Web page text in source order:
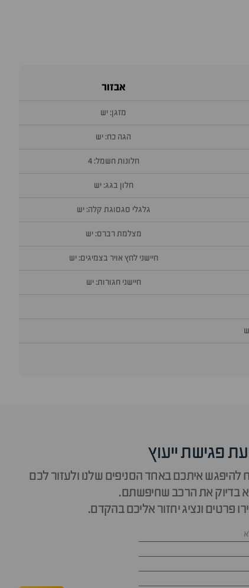
אבזור
מזגן: יש
הגה כח: יש
חלונות חשמל: 4
חלון בגג: יש
גלגלי סגסוגת קלה: יש
מצלמת רברס: יש
חיישני לחץ אויר בצמיגים: יש
חיישני חגורות: יש
פגישת ייעוץ
להיפגש איתכם באחד הסניפים שלנו ולעזור לכם
בדיוק את הרכב שחיפשתם.
פרטים ונציג יחזור אליכם בהקדם.